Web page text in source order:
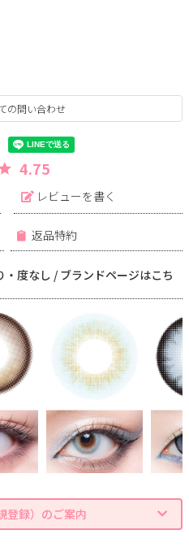
の問い合わせ
4.75
レビューを書く
返品特約
度なし / ブランドページはこち
登録）のご案内